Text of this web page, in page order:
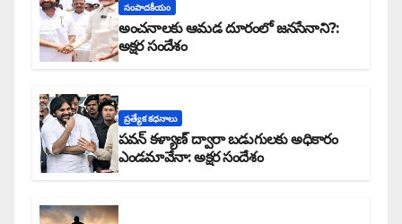
సంపాదకీయం
అంచనాలకు ఆమడ దూరంలో జనసేనాని?:
అక్షర సందేశం
ప్రత్యేక కధనాలు
పవన్ కళ్యాణ్ ద్వారా బడుగులకు అధికారం
ఎండమావేనా: అక్షర సందేశం